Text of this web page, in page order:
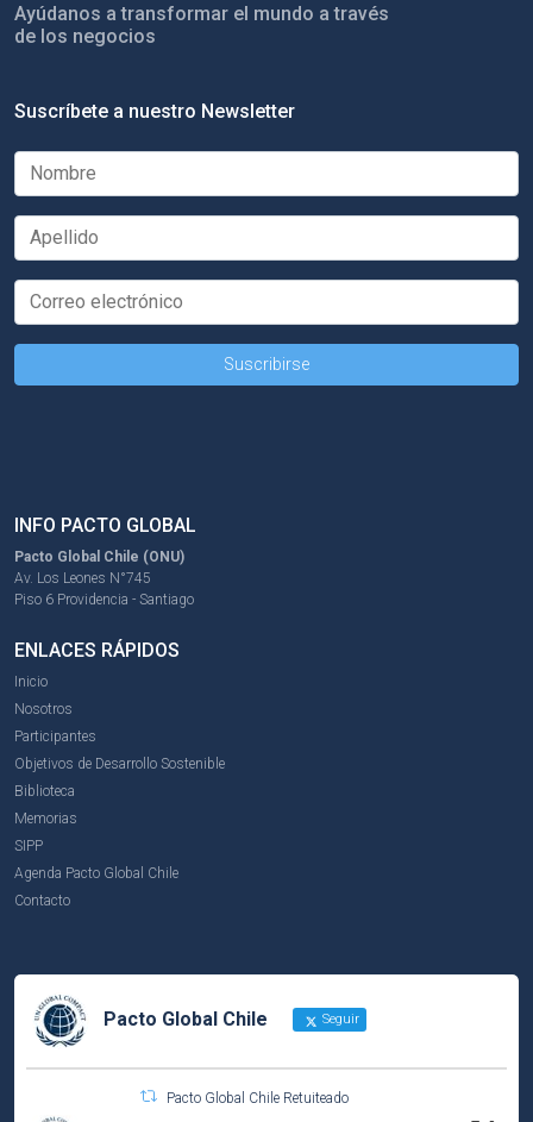
Ayúdanos a transformar el mundo a través
de los negocios
Suscríbete a nuestro Newsletter
INFO PACTO GLOBAL
Pacto Global Chile (ONU)
Av. Los Leones N°745
Piso 6 Providencia - Santiago
ENLACES RÁPIDOS
Inicio
Nosotros
Participantes
Objetivos de Desarrollo Sostenible
Biblioteca
Memorias
SIPP
Agenda Pacto Global Chile
Contacto
Pacto Global Chile Seguir
Pacto Global Chile Retuiteado